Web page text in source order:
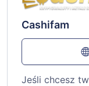
Cashifam
Jeśli chcesz